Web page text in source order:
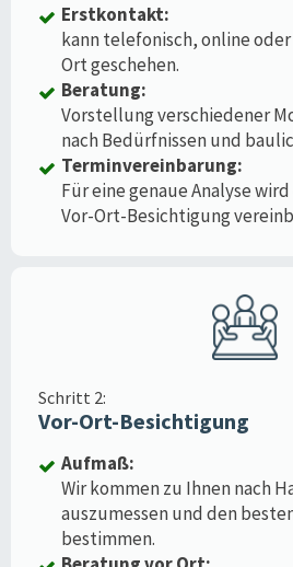
Erstkontakt:
kann telefonisch, online
Ort geschehen.
Beratung:
Vorstellung verschiedener
nach Bedürfnissen und
Terminvereinbarung:
Für eine genaue Analyse
Vor-Ort-Besichtigung
Schritt 2:
Vor-Ort-Besichtigung
Aufmaß:
Wir kommen zu Ihnen nach
auszumessen und den
bestimmen.